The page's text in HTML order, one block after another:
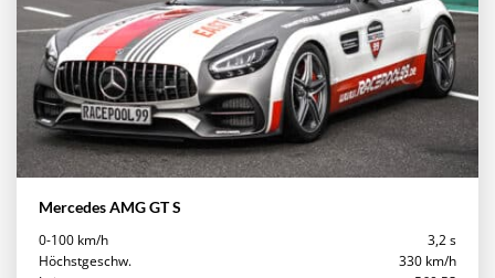
Mercedes AMG GT S
0-100 km/h
Höchstgeschw.
3,2 s
330 km/h